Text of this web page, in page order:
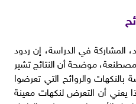
المشاركة في الدراسة، إن ردود
موضحة أن النتائج تشير
بالنكهات والروائح التي تعرضوا
يعني أن التعرض لنكهات معينة